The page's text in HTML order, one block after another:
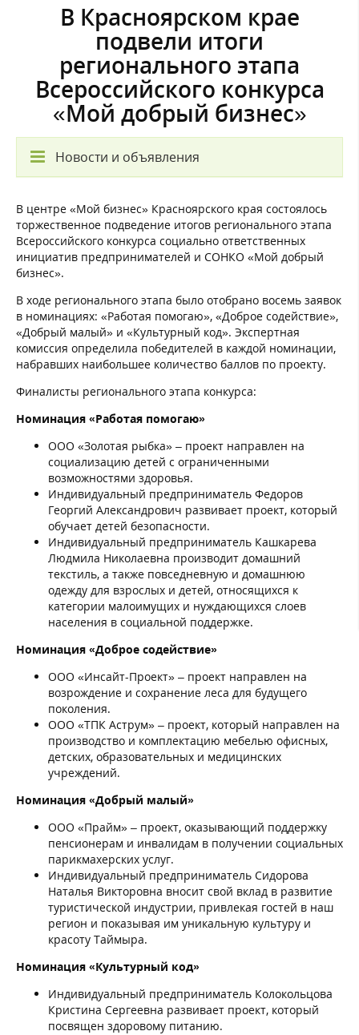
В Красноярском крае
подвели итоги
регионального этапа
Всероссийского конкурса
«Мой добрый бизнес»
Новости и объявления
В центре «Мой бизнес» Красноярского края состоялось
торжественное подведение итогов регионального этапа
Всероссийского конкурса социально ответственных
инициатив предпринимателей и СОНКО «Мой добрый
бизнес».
В ходе регионального этапа было отобрано восемь заявок
в номинациях: «Работая помогаю», «Доброе содействие»,
«Добрый малый» и «Культурный код». Экспертная
комиссия определила победителей в каждой номинации,
набравших наибольшее количество баллов по проекту.
Финалисты регионального этапа конкурса:
Номинация «Работая помогаю»
ООО «Золотая рыбка» – проект направлен на
социализацию детей с ограниченными
возможностями здоровья.
Индивидуальный предприниматель Федоров
Георгий Александрович развивает проект, который
обучает детей безопасности.
Индивидуальный предприниматель Кашкарева
Людмила Николаевна производит домашний
текстиль, а также повседневную и домашнюю
одежду для взрослых и детей, относящихся к
категории малоимущих и нуждающихся слоев
населения в социальной поддержке.
Номинация «Доброе содействие»
ООО «Инсайт-Проект» – проект направлен на
возрождение и сохранение леса для будущего
поколения.
ООО «ТПК Аструм» – проект, который направлен на
производство и комплектацию мебелью офисных,
детских, образовательных и медицинских
учреждений.
Номинация «Добрый малый»
ООО «Прайм» – проект, оказывающий поддержку
пенсионерам и инвалидам в получении социальных
парикмахерских услуг.
Индивидуальный предприниматель Сидорова
Наталья Викторовна вносит свой вклад в развитие
туристической индустрии, привлекая гостей в наш
регион и показывая им уникальную культуру и
красоту Таймыра.
Номинация «Культурный код»
Индивидуальный предприниматель Колокольцова
Кристина Сергеевна развивает проект, который
посвящен здоровому питанию.